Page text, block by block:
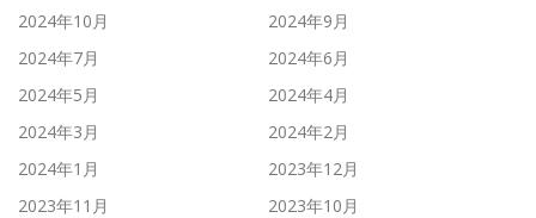
2024年10月
2024年9月
2024年7月
2024年6月
2024年5月
2024年4月
2024年3月
2024年2月
2024年1月
2023年12月
2023年11月
2023年10月